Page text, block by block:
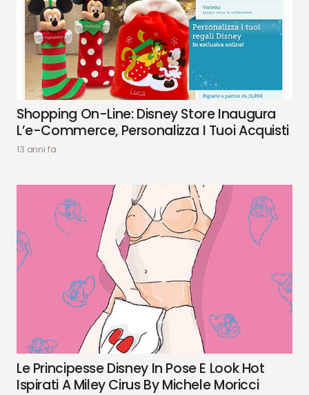
Shopping On-Line: Disney Store Inaugura
L’e-Commerce, Personalizza I Tuoi Acquisti
13 anni fa
Le Principesse Disney In Pose E Look Hot
Ispirati A Miley Cirus By Michele Moricci